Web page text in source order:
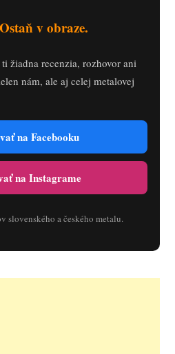
Ostaň v obraze.
žiadna recenzia, rozhovor ani
nám, ale aj celej metalovej
na Facebooku
na Instagrame
slovenského a českého metalu.